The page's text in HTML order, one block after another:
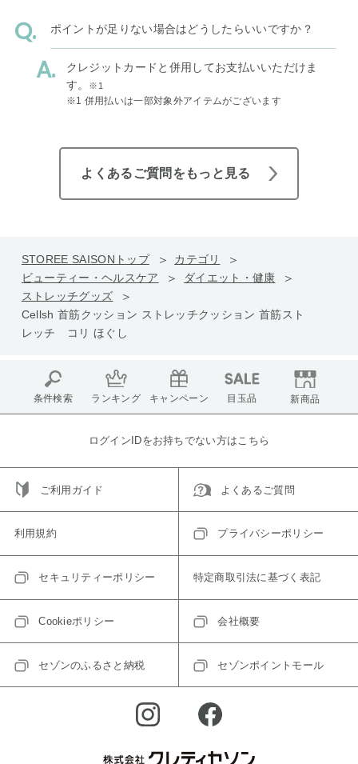
ポイントが足りない場合はどうしたらいいですか？
クレジットカードと併用してお支払いいただけま
す。
※1
※1 併用払いは一部対象外アイテムがございます
よくあるご質問をもっと見る
STOREE SAISONトップ
カテゴリ
ビューティー・ヘルスケア
ダイエット・健康
ストレッチグッズ
Cellsh 首筋クッション ストレッチクッション 首筋スト
レッチ コリ ほぐし
条件検索 ランキング キャンペーン 目玉品 新商品
ログインIDをお持ちでない方はこちら
ご利用ガイド よくあるご質問
利用規約 プライバシーポリシー
セキュリティーポリシー 特定商取引法に基づく表記
Cookieポリシー 会社概要
セゾンのふるさと納税 セゾンポイントモール